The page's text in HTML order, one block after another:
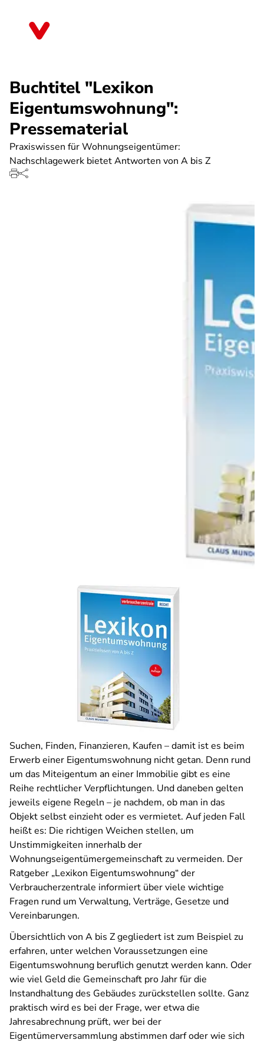
Buchtitel "Lexikon
Eigentumswohnung":
Pressematerial
Praxiswissen für Wohnungseigentümer:
Nachschlagewerk bietet Antworten von A bis Z
Suchen, Finden, Finanzieren, Kaufen – damit ist es beim
Erwerb einer Eigentumswohnung nicht getan. Denn rund
um das Miteigentum an einer Immobilie gibt es eine
Reihe rechtlicher Verpflichtungen. Und daneben gelten
jeweils eigene Regeln – je nachdem, ob man in das
Objekt selbst einzieht oder es vermietet. Auf jeden Fall
heißt es: Die richtigen Weichen stellen, um
Unstimmigkeiten innerhalb der
Wohnungseigentümergemeinschaft zu vermeiden. Der
Ratgeber „Lexikon Eigentumswohnung“ der
Verbraucherzentrale informiert über viele wichtige
Fragen rund um Verwaltung, Verträge, Gesetze und
Vereinbarungen.
Übersichtlich von A bis Z gegliedert ist zum Beispiel zu
erfahren, unter welchen Voraussetzungen eine
Eigentumswohnung beruflich genutzt werden kann. Oder
wie viel Geld die Gemeinschaft pro Jahr für die
Instandhaltung des Gebäudes zurückstellen sollte. Ganz
praktisch wird es bei der Frage, wer etwa die
Jahresabrechnung prüft, wer bei der
Eigentümerversammlung abstimmen darf oder wie sich